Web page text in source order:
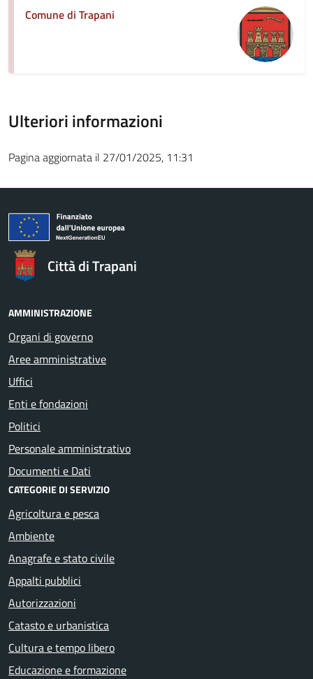
Comune di Trapani
Ulteriori informazioni
Pagina aggiornata il 27/01/2025, 11:31
Città di Trapani
AMMINISTRAZIONE
Organi di governo
Aree amministrative
Uffici
Enti e fondazioni
Politici
Personale amministrativo
Documenti e Dati
CATEGORIE DI SERVIZIO
Agricoltura e pesca
Ambiente
Anagrafe e stato civile
Appalti pubblici
Autorizzazioni
Catasto e urbanistica
Cultura e tempo libero
Educazione e formazione